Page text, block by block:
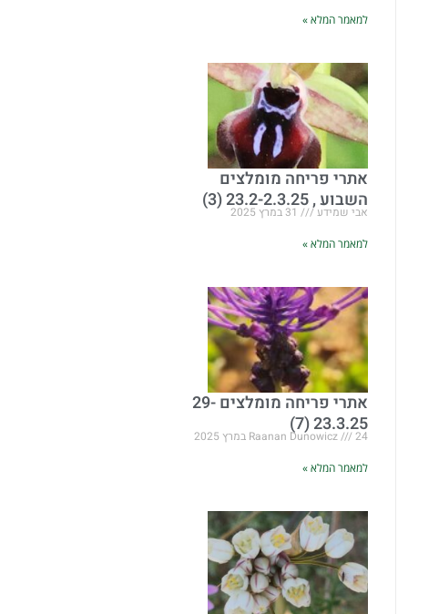
למאמר המלא »
אתרי פריחה מומלצים
השבוע , 23.2-2.3.25 (3)
אבי שמידע
למאמר המלא »
אתרי פריחה מומלצים 29-
23.3.25 (7)
Raanan Dunowicz 24 במרץ 2025
למאמר המלא »